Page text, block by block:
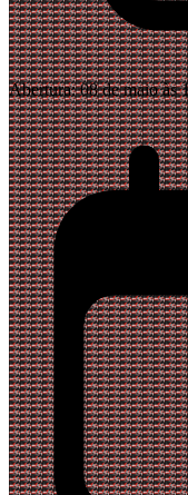
Abertura:08 de maio às